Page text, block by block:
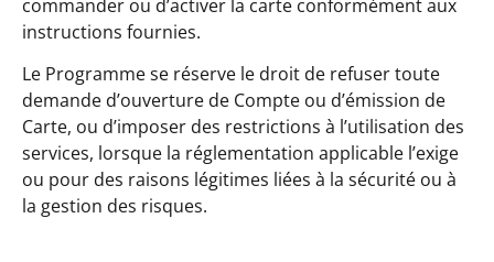
commander ou d’activer la carte conformément aux
instructions fournies.
Le Programme se réserve le droit de refuser toute
demande d’ouverture de Compte ou d’émission de
Carte, ou d’imposer des restrictions à l’utilisation des
services, lorsque la réglementation applicable l’exige
ou pour des raisons légitimes liées à la sécurité ou à
la gestion des risques.